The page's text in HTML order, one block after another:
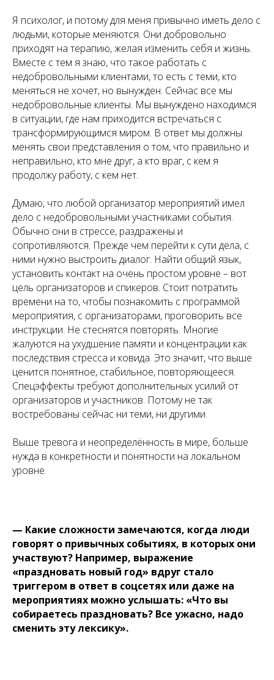
Я психолог, и потому для меня привычно иметь дело с
людьми, которые меняются. Они добровольно
приходят на терапию, желая изменить себя и жизнь.
Вместе с тем я знаю, что такое работать с
недобровольными клиентами, то есть с теми, кто
меняться не хочет, но вынужден. Сейчас все мы
недобровольные клиенты. Мы вынуждено находимся
в ситуации, где нам приходится встречаться с
трансформирующимся миром. В ответ мы должны
менять свои представления о том, что правильно и
неправильно, кто мне друг, а кто враг, с кем я
продолжу работу, с кем нет.
Думаю, что любой организатор мероприятий имел
дело с недобровольными участниками события.
Обычно они в стрессе, раздражены и
сопротивляются. Прежде чем перейти к сути дела, с
ними нужно выстроить диалог. Найти общий язык,
установить контакт на очень простом уровне – вот
цель организаторов и спикеров. Стоит потратить
времени на то, чтобы познакомить с программой
мероприятия, с организаторами, проговорить все
инструкции. Не стеснятся повторять. Многие
жалуются на ухудшение памяти и концентрации как
последствия стресса и ковида. Это значит, что выше
ценится понятное, стабильное, повторяющееся.
Спецэффекты требуют дополнительных усилий от
организаторов и участников. Потому не так
востребованы сейчас ни теми, ни другими.
Выше тревога и неопределённость в мире, больше
нужда в конкретности и понятности на локальном
уровне.
— Какие сложности замечаются, когда люди
говорят о привычных событиях, в которых они
участвуют? Например, выражение
«праздновать новый год» вдруг стало
триггером в ответ в соцсетях или даже на
мероприятиях можно услышать: «Что вы
собираетесь праздновать? Все ужасно, надо
сменить эту лексику».